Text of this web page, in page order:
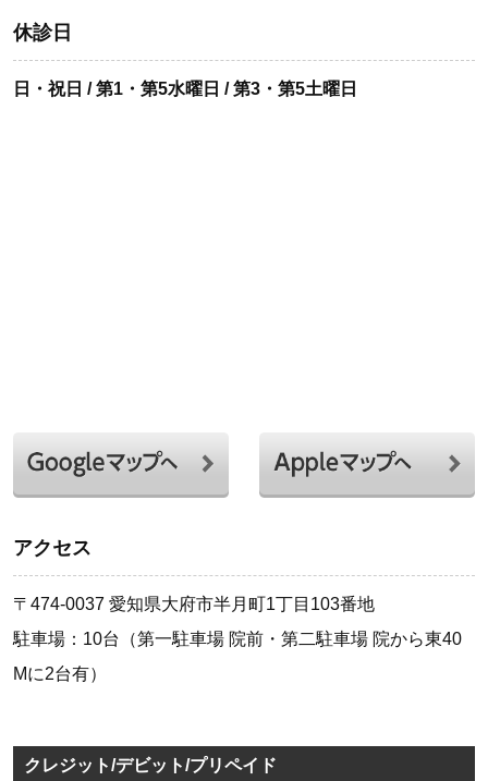
休診日
日・祝日 / 第1・第5水曜日 / 第3・第5土曜日
アクセス
〒474-0037 愛知県大府市半月町1丁目103番地
駐車場：10台（第一駐車場 院前・第二駐車場 院から東40
Mに2台有）
クレジット/デビット/プリペイド